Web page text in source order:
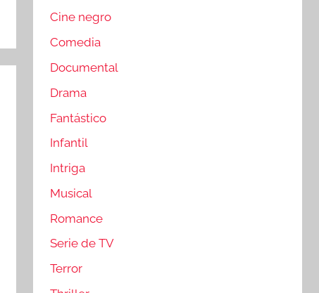
Cine negro
Comedia
Documental
Drama
Fantástico
Infantil
Intriga
Musical
Romance
Serie de TV
Terror